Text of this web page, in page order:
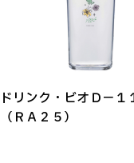
ドリンク・ビオＤ－１
（ＲＡ２５）